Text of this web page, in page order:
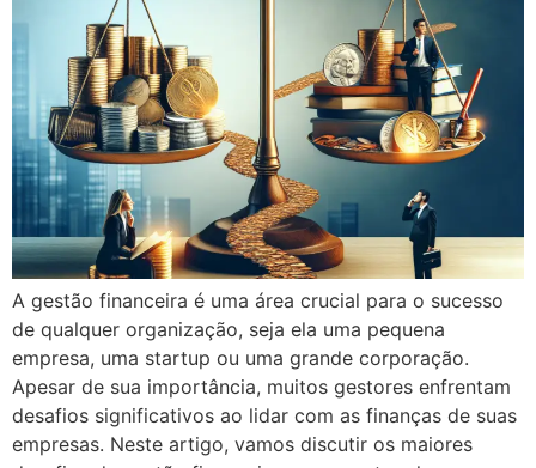
A gestão financeira é uma área crucial para o sucesso
de qualquer organização, seja ela uma pequena
empresa, uma startup ou uma grande corporação.
Apesar de sua importância, muitos gestores enfrentam
desafios significativos ao lidar com as finanças de suas
empresas. Neste artigo, vamos discutir os maiores